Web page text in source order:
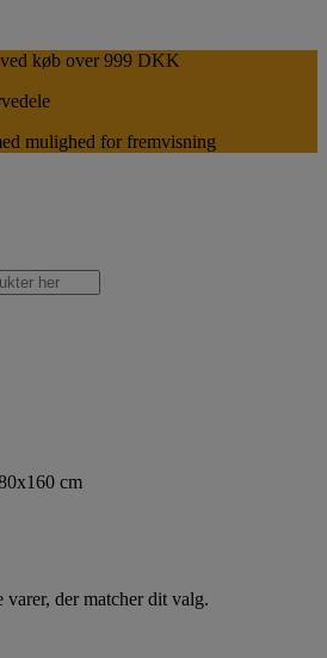
køb over 999 DKK
mulighed for fremvisning
cm
der matcher dit valg.